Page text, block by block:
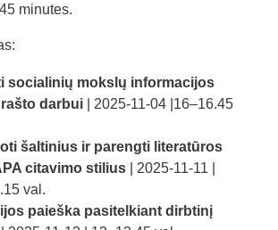
minutes.
socialinių mokslų informacijos
darbui | 2025-11-04 |16–16.45
šaltinius ir parengti literatūros
citavimo stilius | 2025-11-11 |
val.
paieška pasitelkiant dirbtinį